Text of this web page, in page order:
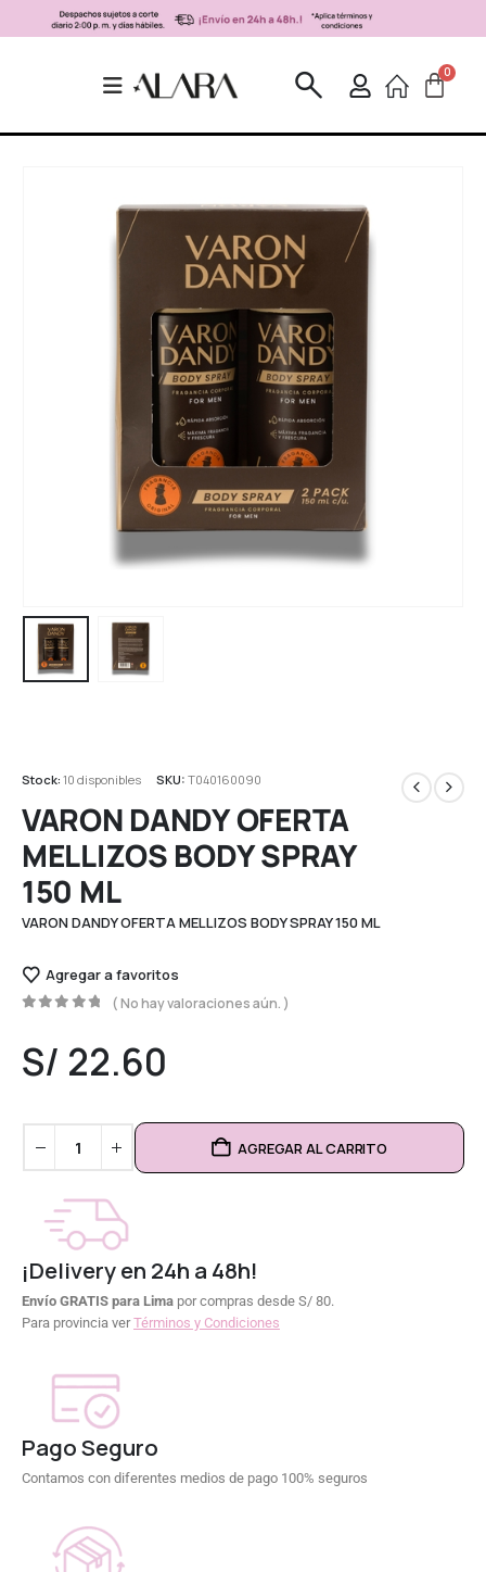
Stock: 10 disponibles SKU:T040160090
VARON DANDY OFERTA
MELLIZOS BODY SPRAY
150 ML
VARON DANDY OFERTA MELLIZOS BODY SPRAY 150 ML
Agregar a favoritos
( No hay valoraciones aún. )
S/ 22.60
AGREGAR AL CARRITO
¡Delivery en 24h a 48h!
Envío GRATIS para Lima por compras desde S/ 80.
Para provincia verTérminos y Condiciones
Pago Seguro
Contamos con diferentes medios de pago 100% seguros